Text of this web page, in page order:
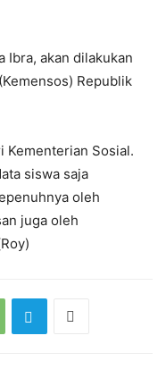
Ibra, akan dilakukan
Republik
Kementerian Sosial.
siswa saja
oleh
juga oleh